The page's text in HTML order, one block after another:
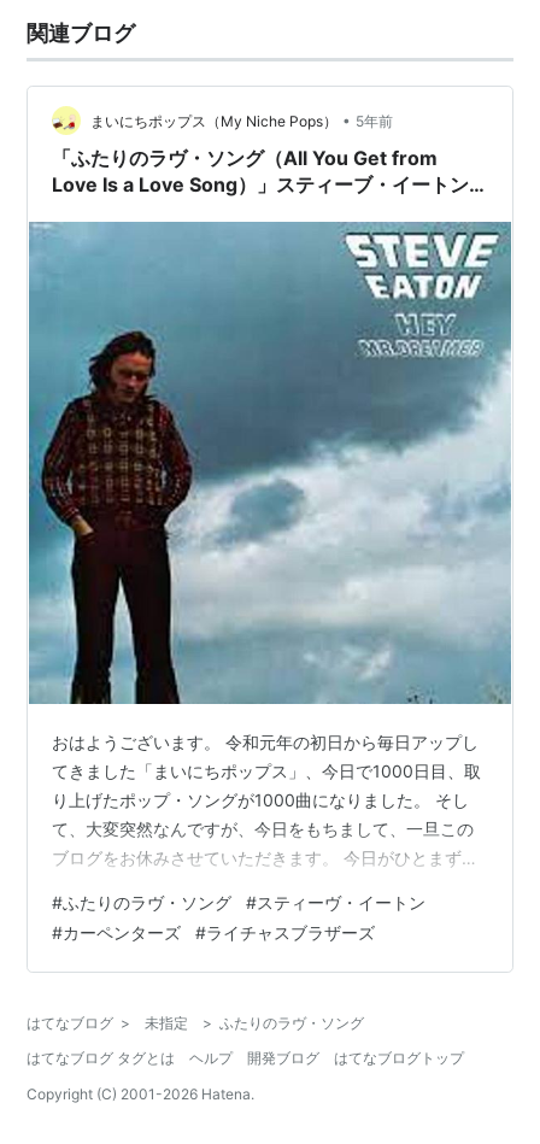
関連ブログ
まいにちポップス（My Niche Pops） • 5年前
「ふたりのラヴ・ソング（All You Get from
Love Is a Love Song）」スティーブ・イートン
おはようございます。 令和元年の初日から毎日アップし
てきました「まいにちポップス」、今日で1000日目、取
り上げたポップ・ソングが1000曲になりました。 そし
て、大変突然なんですが、今日をもちまして、一旦この
ブログをお休みさせていただきます。 今日がひとまず最
何気ない曲がいいなと思って選んでみたのが、スティー
ヴ・イートンの「ふたりのラヴ・ソング」です。
www.youtube.com Like sailing on a sailing ship to
#ふたりのラヴ・ソング #スティーヴ・イートン
#カーペンターズ #ライチャスブラザーズ
はてなブログ > 未指定 > ふたりのラヴ・ソング
はてなブログ タグとは
ヘルプ 開発ブログ
はてなブログトップ
Copyright (C) 2001-2026 Hatena.